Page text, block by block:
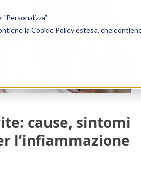
la Cookie Policy estesa, che
cause, sintomi
l’infiammazione